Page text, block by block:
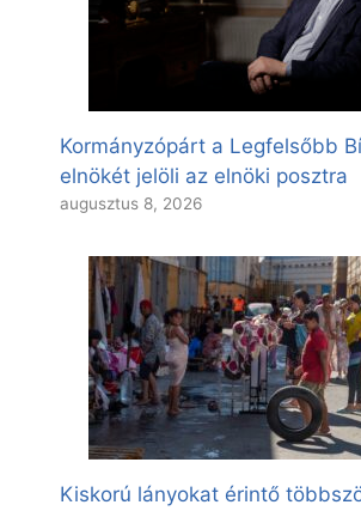
Kormányzópárt a Legfelsőbb
elnökét jelöli az elnöki posztra
augusztus 8, 2026
Kiskorú lányokat érintő